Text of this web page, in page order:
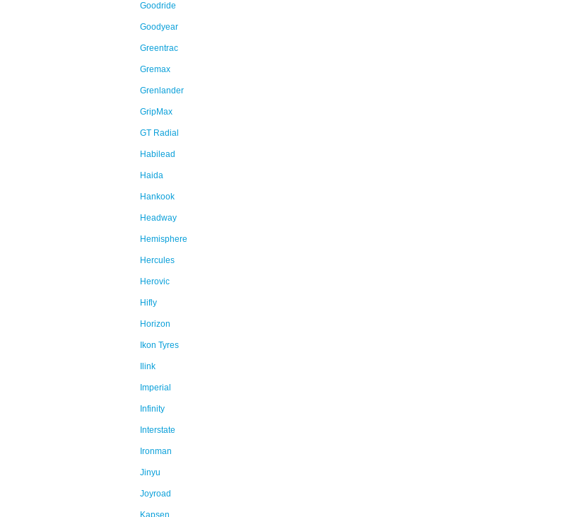
Goodride
Goodyear
Greentrac
Gremax
Grenlander
GripMax
GT Radial
Habilead
Haida
Hankook
Headway
Hemisphere
Hercules
Herovic
Hifly
Horizon
Ikon Tyres
Ilink
Imperial
Infinity
Interstate
Ironman
Jinyu
Joyroad
Kapsen